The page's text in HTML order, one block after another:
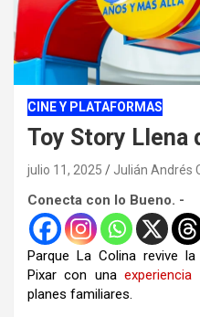
CINE Y PLATAFORMAS
Toy Story Llena
julio 11, 2025 Julián Andrés
Conecta con lo Bueno. -
Parque La Colina revive
Pixar con unaexperiencia
planes familiares.